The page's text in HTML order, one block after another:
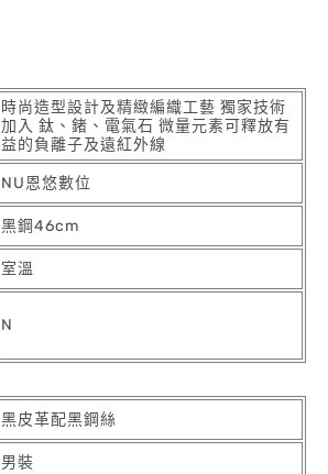
時尚造型設計及精緻編織工藝 獨家技術
加入 鈦、鍺、電氣石 微量元素可釋放有
益的負離子及遠紅外線
NU恩悠數位
黑鋼46cm
室溫
N
黑皮革配黑鋼絲
男裝